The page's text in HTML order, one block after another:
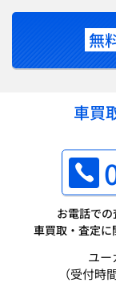
無
車買
お電話での
車買取・査定に
ユー
（受付時